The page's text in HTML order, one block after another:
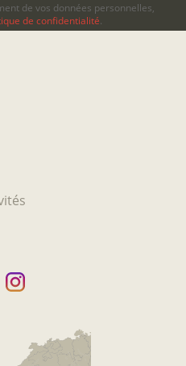
de vos données personnelles,
de confidentialité.